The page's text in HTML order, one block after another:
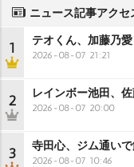
ニュース記事アク
1 テオくん、加藤乃
2026-08-07 21:21
2 レインボー池田、
2026-08-07 20:00
3 寺田心、ジム通い
2026-08-07 10:46